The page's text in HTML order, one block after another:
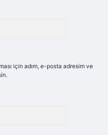
için adım, e-posta adresim ve